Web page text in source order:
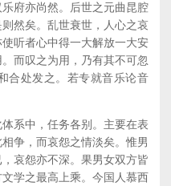
府亦尚然。后世之元曲昆腔
然矣。乱世衰世，人心之哀
听者心中得一大解放一大安
而叹之为用，乃有其不可忽
合处发之。若专就音乐论音
系中，任务各别。主要在表
争，而哀怨之情淡矣。惟男
哀怨亦不深。果男女双方皆
学之最高上乘。今国人慕西